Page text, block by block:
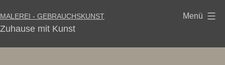
MALEREI - GEBRAUCHSKUNST
Zuhause mit Kunst
Menü